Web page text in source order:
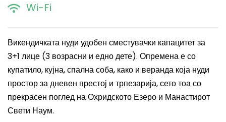
Wi-Fi
Викендичката нуди удобен сместувачки капацитет за
3+1 лице (3 возрасни и едно дете). Опремена е со
купатило, кујна, спална соба, како и веранда која нуди
простор за дневен престој и трпезарија, сето тоа со
прекрасен поглед на Охридското Езеро и Манастирот
Свети Наум.